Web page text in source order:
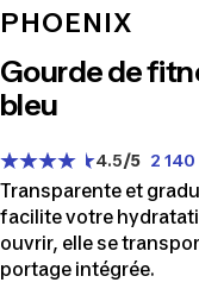
PHOENIX
Gourde de
bleu
4.5/5 2
Transparente et
facilite votre
ouvrir, elle se
portage intégrée.